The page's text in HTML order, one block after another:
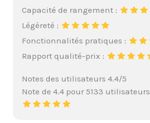
Capacité de rangement :
Légèreté :
Fonctionnalités pratiques :
Rapport qualité-prix :
Notes des utilisateurs 4.4/5
Note de 4.4 pour 5133 utilisateurs